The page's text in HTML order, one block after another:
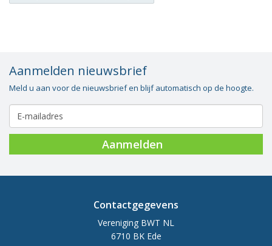
Aanmelden nieuwsbrief
Meld u aan voor de nieuwsbrief en blijf automatisch op de hoogte.
Aanmelden
Contactgegevens
Vereniging BWT NL
6710 BK Ede